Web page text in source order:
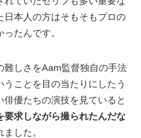
日本人の方はそもそもプロの
たんです。
難しさをAam監督独自の手法
うことを目の当たりにした う
俳優たちの演技を見ていると
要求しながら撮られたんだな
した。